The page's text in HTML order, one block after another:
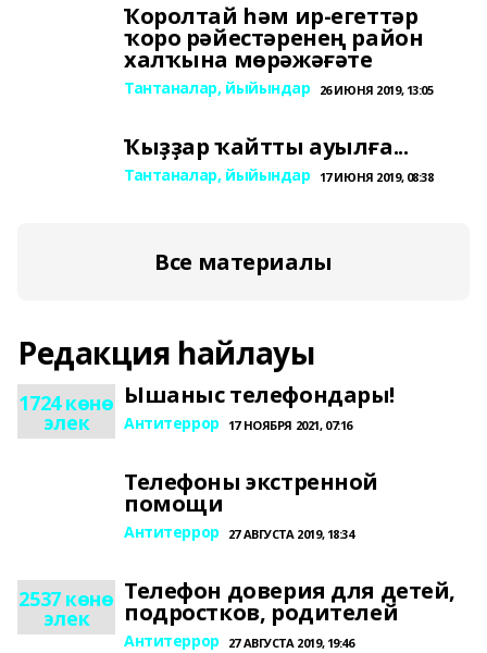
Ҡоролтай һәм ир-егеттәр
ҡоро рәйестәренең район
халҡына мөрәжәғәте
Тантаналар, йыйындар 26 ИЮНЯ 2019, 13:05
Ҡыҙҙар ҡайтты ауылға...
Тантаналар, йыйындар 17 ИЮНЯ 2019, 08:38
Все материалы
Редакция һайлауы
1724 көнө
элек
Ышаныс телефондары!
Антитеррор 17 НОЯБРЯ 2021, 07:16
Телефоны экстренной
помощи
Антитеррор 27 АВГУСТА 2019, 18:34
2537 көнө
элек
Телефон доверия для детей,
подростков, родителей
Антитеррор 27 АВГУСТА 2019, 19:46